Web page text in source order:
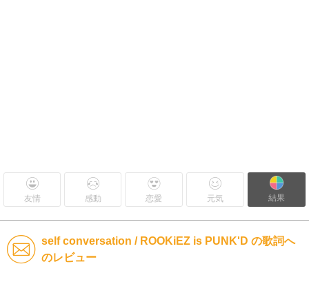
友情 感動 恋愛 元気 結果
self conversation / ROOKiEZ is PUNK'D の歌詞へ
のレビュー